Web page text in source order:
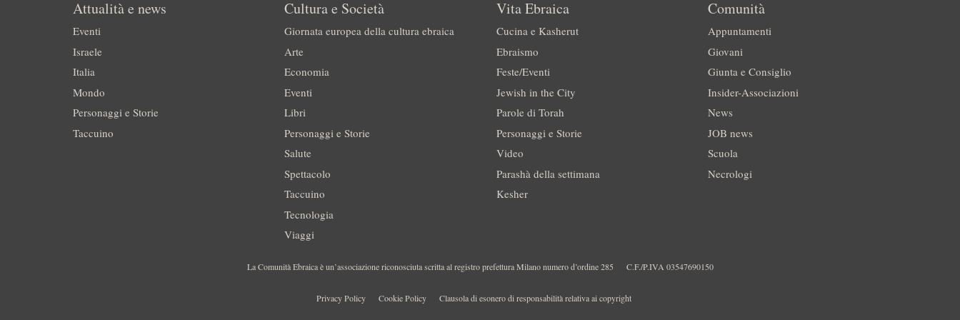
Attualità e news
Eventi
Israele
Italia
Mondo
Personaggi e Storie
Taccuino
Cultura e Società
Giornata europea della cultura ebraica
Arte
Economia
Eventi
Libri
Personaggi e Storie
Salute
Spettacolo
Taccuino
Tecnologia
Viaggi
Vita Ebraica
Cucina e Kasherut
Ebraismo
Feste/Eventi
Jewish in the City
Parole di Torah
Personaggi e Storie
Video
Parashà della settimana
Kesher
Comunità
Appuntamenti
Giovani
Giunta e Consiglio
Insider-Associazioni
News
JOB news
Scuola
Necrologi
La Comunità Ebraica è un’associazione riconosciuta scritta al registro prefettura Milano numero d’ordine 285 C.F./P.IVA 03547690150
Privacy Policy Cookie Policy Clausola di esonero di responsabilità relativa ai copyright